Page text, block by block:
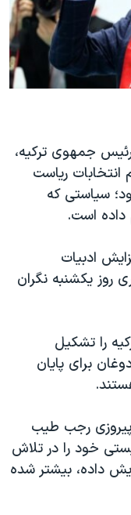
جمهوی ترکیه،
انتخابات ریاست
سیاستی که
داده است.
ادبیات
روز یکشنبه نگران
را تشکیل
برای پایان
پیروزی رجب طیب
خود را در تلاش
داده، بیشتر شده